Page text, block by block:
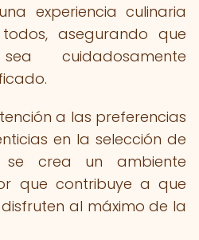
experiencia culinaria
asegurando que
cuidadosamente
a las preferencias
en la selección de
se crea un ambiente
que contribuye a que
al máximo de la